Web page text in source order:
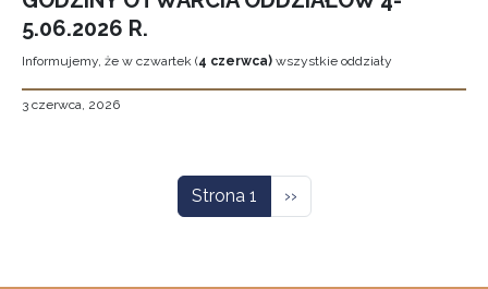
5.06.2026 R.
Informujemy, że w czwartek (4 czerwca) wszystkie oddziały
3 czerwca, 2026
Strona 1 Następna strona
››